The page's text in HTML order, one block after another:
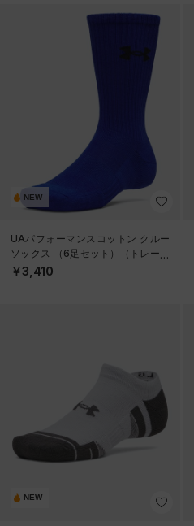
NEW
UAパフォーマンスコットン クルー
ソックス （6足セット）（トレーニ
ング/UNISEX）
￥3,410
NEW